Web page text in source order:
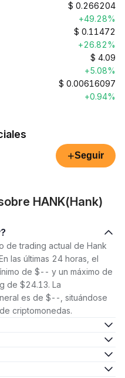
$ 0.266204
+49.28%
$ 0.11472
+26.82%
$ 4.09
+5.08%
$ 0.00616097
+0.94%
+Seguir
HANK(Hank)
trading actual de Hank
las últimas 24 horas, el
de $-- y un máximo de
de $24.13. La
es de $--, situándose
criptomonedas.